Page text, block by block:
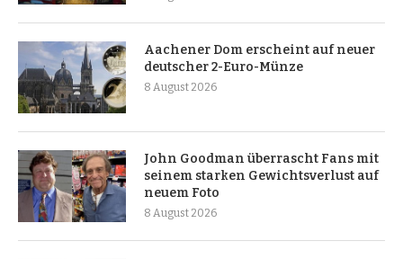
Aachener Dom erscheint auf neuer
deutscher 2-Euro-Münze
8 August 2026
John Goodman überrascht Fans mit
seinem starken Gewichtsverlust auf
neuem Foto
8 August 2026